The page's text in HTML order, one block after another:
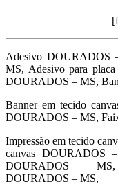
Adesivo DOURADOS
MS, Adesivo para
DOURADOS – MS,
Banner em tecido
DOURADOS – MS,
Impressão em tecido
canvas DOURADOS
DOURADOS – MS,
DOURADOS – MS,